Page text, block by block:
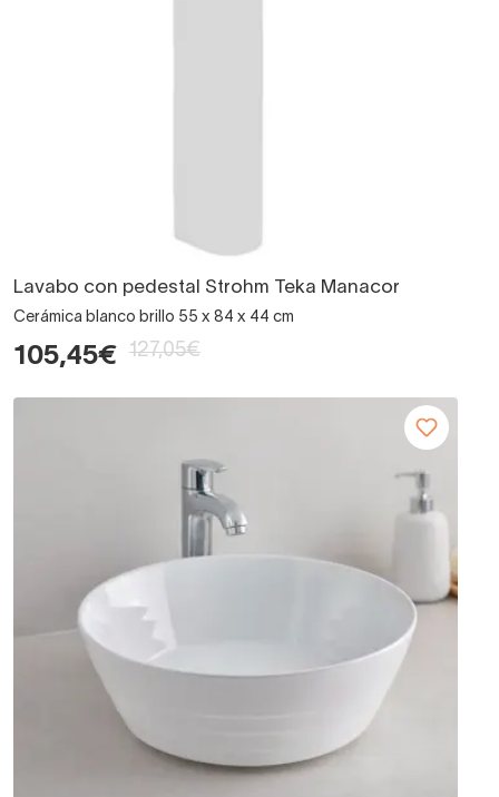
Lavabo con pedestal Strohm Teka Manacor
Cerámica blanco brillo 55 x 84 x 44 cm
105,45€ 127,05€